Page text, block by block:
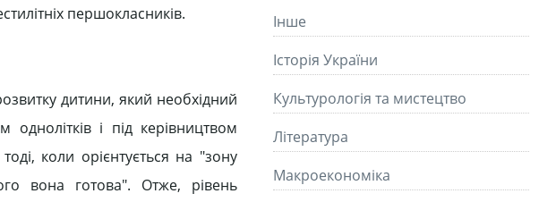
першокласників.
дитини, який необхідний
і під керівництвом
коли орієнтується на "зону
вона готова". Отже, рівень
Інше
Історія України
Культурологія та мистецтво
Літературa
Макроекономіка